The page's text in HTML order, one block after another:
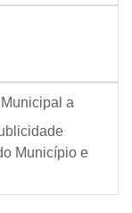
a
Município e